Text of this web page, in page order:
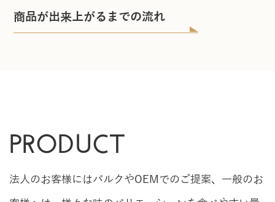
商品が出来上がるまでの流れ
PRODUCT
法人のお客様にはバルクやOEMでのご提案、一般のお